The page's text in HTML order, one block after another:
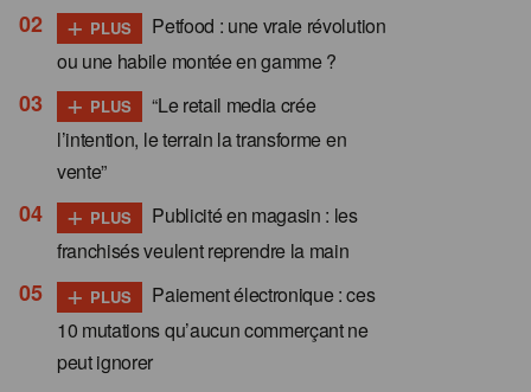
+ PLUS
Petfood : une vraie révolution
ou une habile montée en gamme ?
+ PLUS
“Le retail media crée
l’intention, le terrain la transforme en
vente”
+ PLUS
Publicité en magasin : les
franchisés veulent reprendre la main
+ PLUS
Paiement électronique : ces
10 mutations qu’aucun commerçant ne
peut ignorer